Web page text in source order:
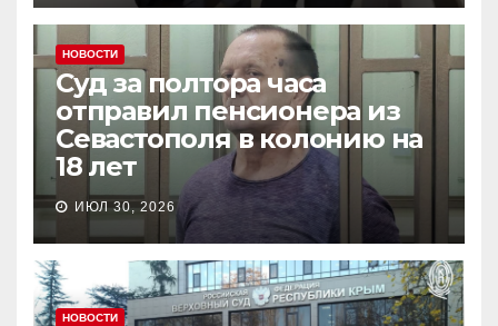
НОВОСТИ
Суд за полтора часа
отправил пенсионера из
Севастополя в колонию на
18 лет
ИЮЛ 30, 2026
НОВОСТИ